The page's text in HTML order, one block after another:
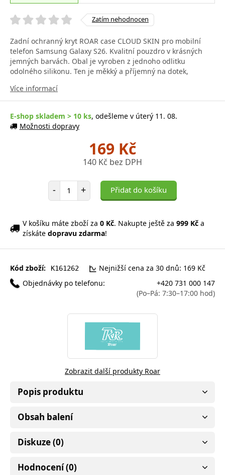
Zatím nehodnocen
Zadní ochranný kryt ROAR case CLOUD SKIN pro mobilní
telefon Samsung Galaxy S26. Kvalitní pouzdro v krásných
jemných barvách. Obal je vyroben z jednoho odlitku
odolného silikonu. Ten je měkký a příjemný na dotek,
Více informací
E-shop skladem > 10 ks, odešleme v úterý 11. 08.
Možnosti dopravy
169 Kč
140 Kč bez DPH
- Počet položek
+ Přidat do košíku
V košíku máte zboží za 0 Kč. Nakupte ještě za 999 Kč a
získáte dopravu zdarma!
Kód zboží: K161262
Nejnižší cena za 30 dnů: 169 Kč
Objednávky po telefonu:
+420 731 000 147
(Po–Pá: 7:30–17:00 hod)
Zobrazit další produkty Roar
Popis produktu
Obsah balení
Diskuze (0)
Hodnocení (0)